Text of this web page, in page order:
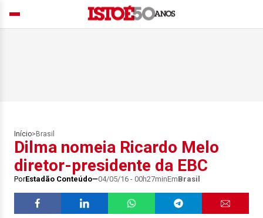
Início> Brasil
Dilma nomeia Ricardo Melo
diretor-presidente da EBC
PorEstadão Conteúdo 04/05/16 - 00h27minEmBrasil